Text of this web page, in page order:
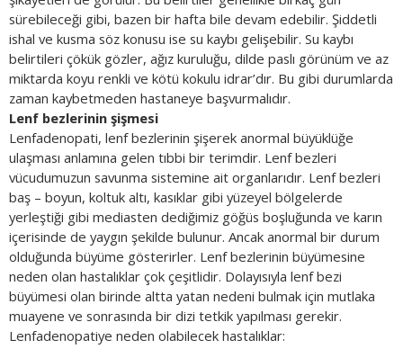
sürebileceği gibi, bazen bir hafta bile devam edebilir. Şiddetli
ishal ve kusma söz konusu ise su kaybı gelişebilir. Su kaybı
belirtileri çökük gözler, ağız kuruluğu, dilde paslı görünüm ve az
miktarda koyu renkli ve kötü kokulu idrar’dır. Bu gibi durumlarda
zaman kaybetmeden hastaneye başvurmalıdır.
Lenf bezlerinin şişmesi
Lenfadenopati, lenf bezlerinin şişerek anormal büyüklüğe
ulaşması anlamına gelen tıbbi bir terimdir. Lenf bezleri
vücudumuzun savunma sistemine ait organlarıdır. Lenf bezleri
baş – boyun, koltuk altı, kasıklar gibi yüzeyel bölgelerde
yerleştiği gibi mediasten dediğimiz göğüs boşluğunda ve karın
içerisinde de yaygın şekilde bulunur. Ancak anormal bir durum
olduğunda büyüme gösterirler. Lenf bezlerinin büyümesine
neden olan hastalıklar çok çeşitlidir. Dolayısıyla lenf bezi
büyümesi olan birinde altta yatan nedeni bulmak için mutlaka
muayene ve sonrasında bir dizi tetkik yapılması gerekir.
Lenfadenopatiye neden olabilecek hastalıklar: